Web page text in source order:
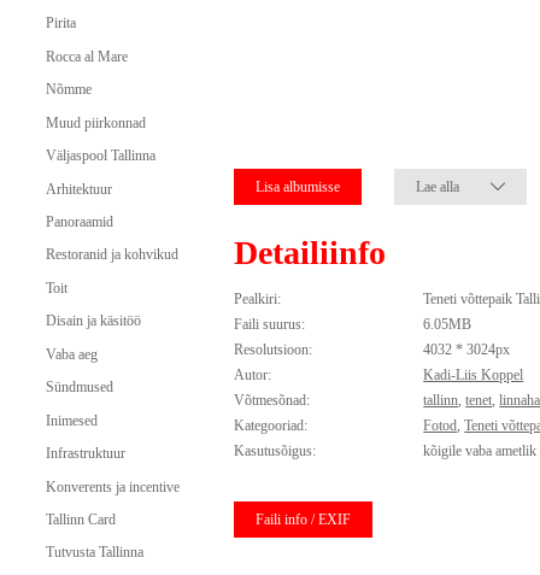
Pirita
Rocca al Mare
Nõmme
Muud piirkonnad
Väljaspool Tallinna
Arhitektuur
Panoraamid
Restoranid ja kohvikud
Toit
Disain ja käsitöö
Vaba aeg
Sündmused
Inimesed
Infrastruktuur
Konverents ja incentive
Tallinn Card
Tutvusta Tallinna
Lisa albumisse Lae alla
Detailiinfo
Pealkiri:
Teneti võttepaik
Faili suurus:
6.05MB
Resolutsioon:
4032 * 3024px
Autor:
Kadi-Liis Koppel
Võtmesõnad:
tallinn,tenet,
Kategooriad:
Fotod,Teneti
Kasutusõigus:
kõigile vaba
Faili info / EXIF